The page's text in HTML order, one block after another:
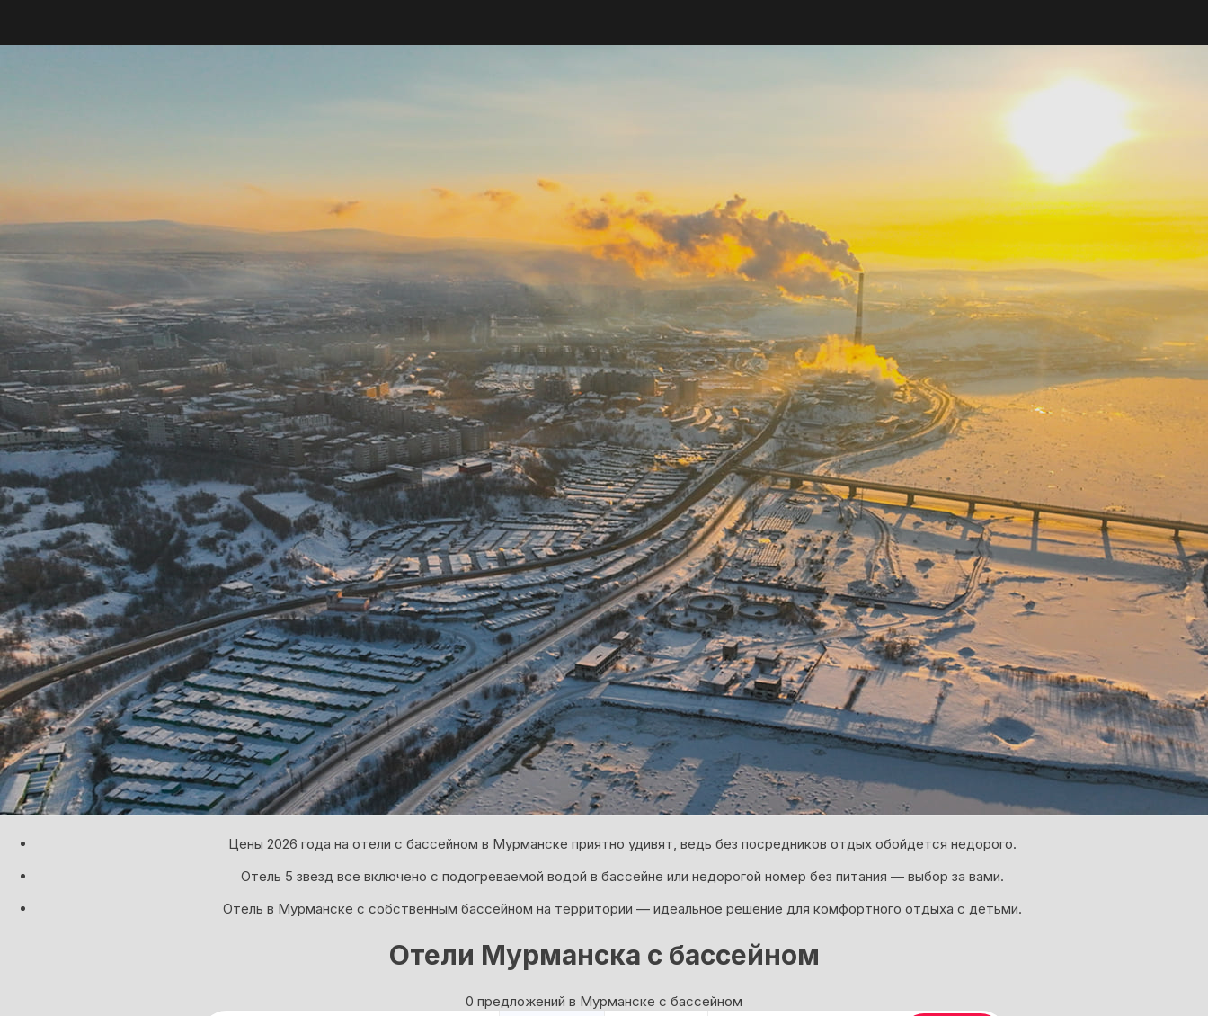
Цены 2026 года на отели с бассейном в Мурманске приятно удивят, ведь без посредников отдых обойдется недорого.
Отель 5 звезд все включено с подогреваемой водой в бассейне или недорогой номер без питания — выбор за вами.
Отель в Мурманске с собственным бассейном на территории — идеальное решение для комфортного отдыха с детьми.
Отели Мурманска с бассейном
0 предложений в Мурманске с бассейном